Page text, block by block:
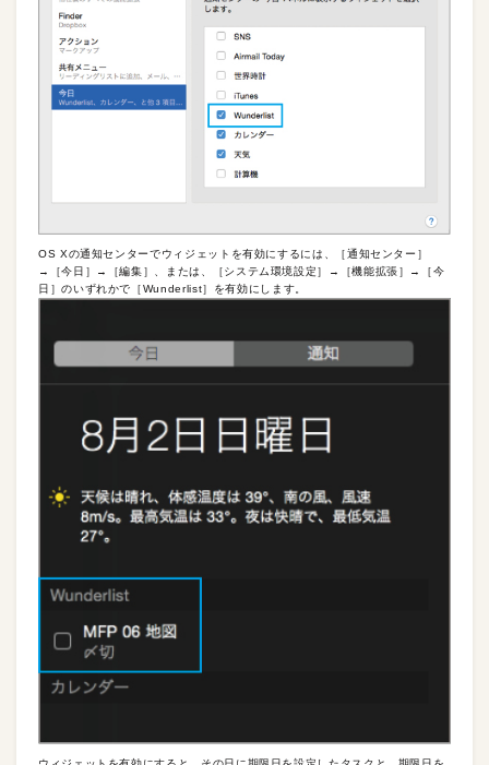
OS Xの通知センターでウィジェットを有効にするには、［通知センター］
→［今日］→［編集］、または、［システム環境設定］→［機能拡張］→［今
日］のいずれかで［Wunderlist］を有効にします。